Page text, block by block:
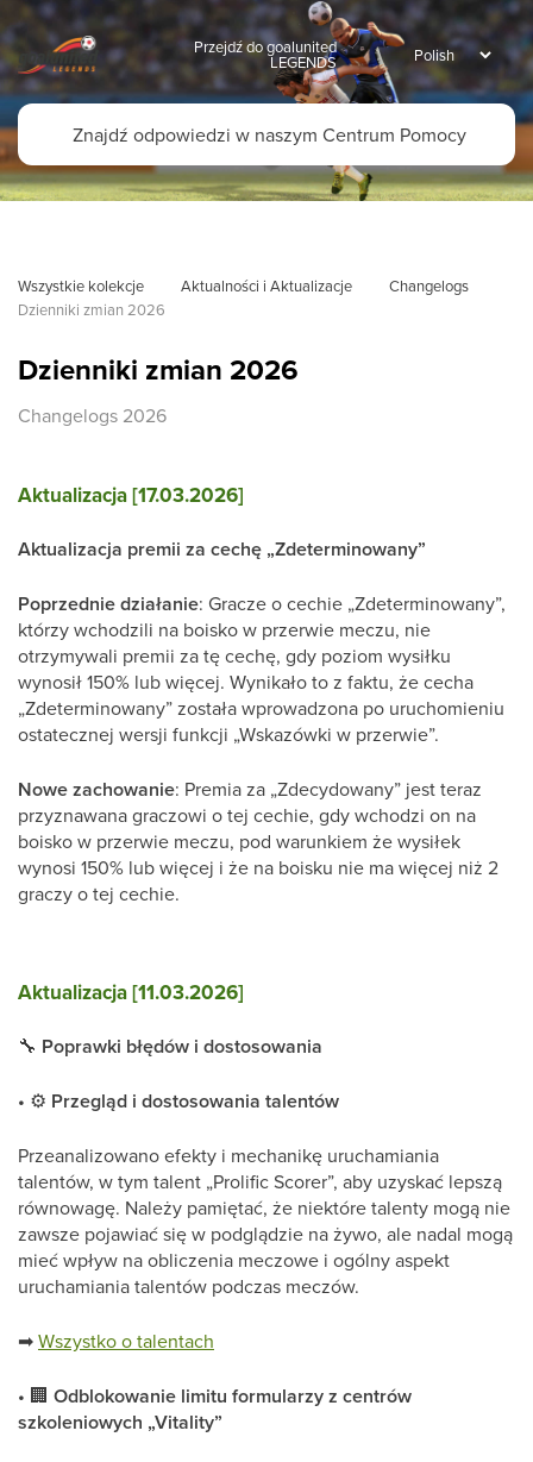
Przejdź do goalunited
LEGENDS
Wszystkie kolekcje Aktualności i Aktualizacje
Changelogs
Dzienniki zmian 2026
Dzienniki zmian 2026
Changelogs 2026
Aktualizacja [17.03.2026]
Aktualizacja premii za cechę „Zdeterminowany”
Poprzednie działanie: Gracze o cechie „Zdeterminowany”,
którzy wchodzili na boisko w przerwie meczu, nie
otrzymywali premii za tę cechę, gdy poziom wysiłku
wynosił 150% lub więcej. Wynikało to z faktu, że cecha
„Zdeterminowany” została wprowadzona po uruchomieniu
ostatecznej wersji funkcji „Wskazówki w przerwie”.
Nowe zachowanie: Premia za „Zdecydowany” jest teraz
przyznawana graczowi o tej cechie, gdy wchodzi on na
boisko w przerwie meczu, pod warunkiem że wysiłek
wynosi 150% lub więcej i że na boisku nie ma więcej niż 2
graczy o tej cechie.
Aktualizacja [11.03.2026]
🔧 Poprawki błędów i dostosowania
• ⚙ Przegląd i dostosowania talentów
Przeanalizowano efekty i mechanikę uruchamiania
talentów, w tym talent „Prolific Scorer”, aby uzyskać lepszą
równowagę. Należy pamiętać, że niektóre talenty mogą nie
zawsze pojawiać się w podglądzie na żywo, ale nadal mogą
mieć wpływ na obliczenia meczowe i ogólny aspekt
uruchamiania talentów podczas meczów.
➡Wszystko o talentach
• 🏢 Odblokowanie limitu formularzy z centrów
szkoleniowych „Vitality”